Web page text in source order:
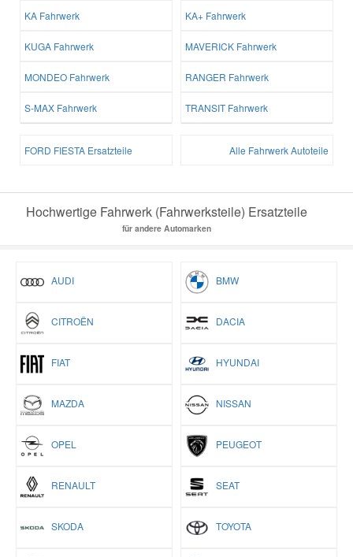
KA Fahrwerk KA+ Fahrwerk
KUGA Fahrwerk MAVERICK Fahrwerk
MONDEO Fahrwerk RANGER Fahrwerk
S-MAX Fahrwerk TRANSIT Fahrwerk
FORD FIESTA Ersatzteile Alle Fahrwerk Autoteile
Hochwertige Fahrwerk (Fahrwerksteile) Ersatzteile
für andere Automarken
AUDI BMW
CITROËN DACIA
FIAT HYUNDAI
MAZDA NISSAN
OPEL PEUGEOT
RENAULT SEAT
SKODA TOYOTA